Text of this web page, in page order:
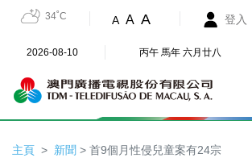
34˚C A A A 登入
2026-08-10 丙午 馬年 六月廿八
主頁 新聞 > 首9個月性侵兒童案有24宗